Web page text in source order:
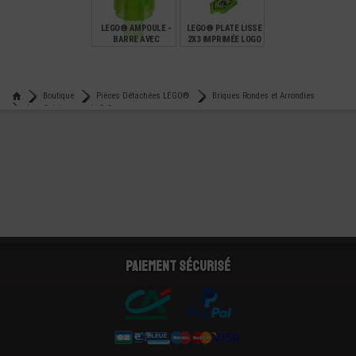
LEGO® AMPOULE -
BARRE AVEC
LEGO® PLATE LISSE
2X3 IMPRIMÉE LOGO
Boutique
Pièces Détachées LEGO®
Briques Rondes et Arrondies
Lego® brique ronde 2x2 avec passage pour axe
Paiement sécurisé